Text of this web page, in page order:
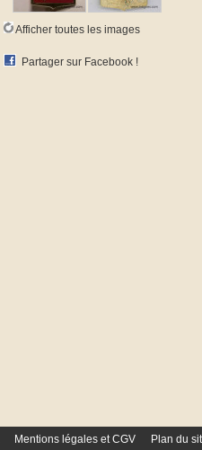
Afficher toutes les images
Partager sur Facebook !
Mentions légales et CGV
Plan du